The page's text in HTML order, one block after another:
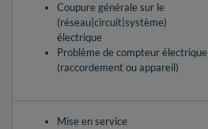
Coupure générale sur le
(réseau|circuit|système)
électrique
Problème de compteur électrique
(raccordement ou appareil)
Mise en service